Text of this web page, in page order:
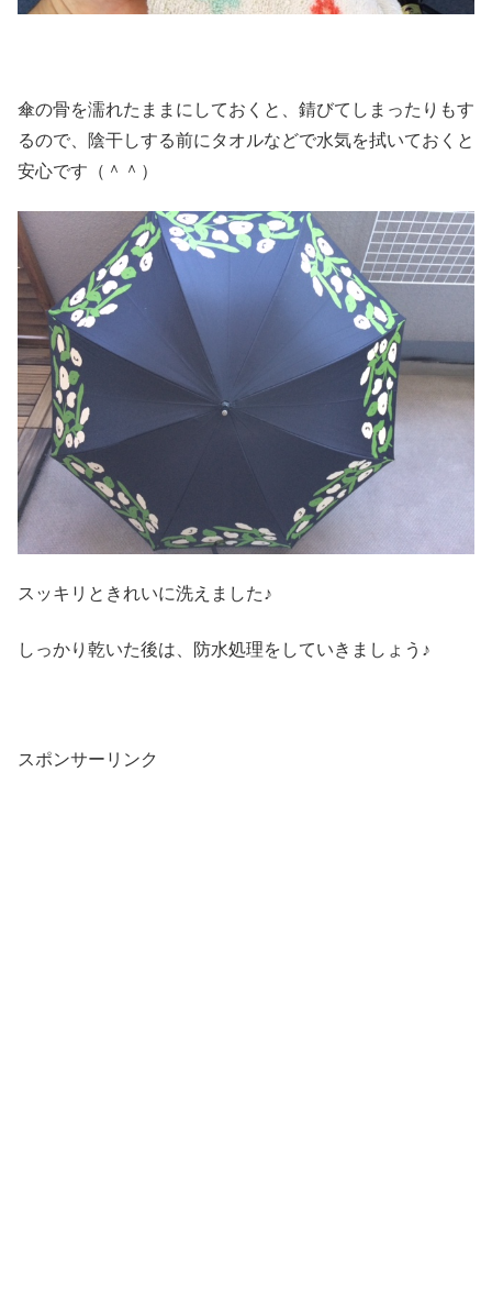
傘の骨を濡れたままにしておくと、錆びてしまったりもす
るので、陰干しする前にタオルなどで水気を拭いておくと
安心です（＾＾）
スッキリときれいに洗えました♪
しっかり乾いた後は、防水処理をしていきましょう♪
スポンサーリンク